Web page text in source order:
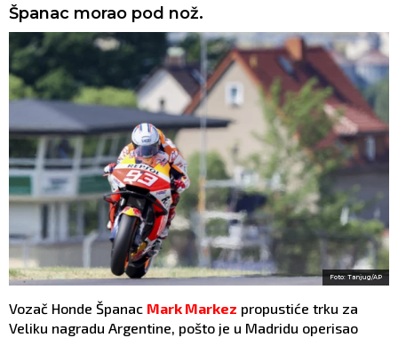
Španac morao pod nož.
Foto: Tanjug/AP
Vozač Honde Španac Mark Markez propustiće trku za
Veliku nagradu Argentine, pošto je u Madridu operisao